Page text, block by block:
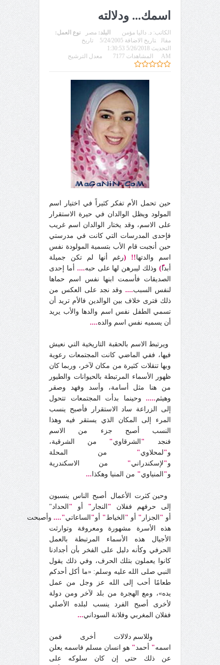
اسمك... ودلالته
الكاتب: د. داليا مؤمن البلد: مصر
نوع العمل:
مقال
تاريخ الاضافة 5/24/2005
تاريخ
التحديث 5/26/2018 1:30:53
AM
المشاهدات 7177 معدل الترشيح
حين تحمل الأم تفكر كثيراً في اختيار اسم
المولود ويظل الوالدان في حيرة الاستقرار
على الاسم، وقد يختار الوالدان اسم غريب
فإحدى المدرسات التي كانت في مدرستي
حين أنجبت قام الأب بتسمية المولودة نفس
اسم والدتها!! (رغم أنها لم تكن جميلة
أبداً)وذلك ليبرهن لها على حبه.... أما إحدى
الصديقات فأسمت ابنها نفس اسم حماها
لنفس السبب....وقد نجد على العكس من
ذلك فترى خلاف بين الوالدين فالأم تريد أن
تسمي الطفل نفس اسم والدها والأب يريد
أن يسميه نفس اسم والده....
ويرتبط الاسم بالحقبة التاريخية التي نعيش
فيها، ففي الماضي كانت المجتمعات رعوية
وبها تنقلات كثيرة من مكان لآخر، وربما كان
ظهور الأسماء المرتبطة بالحيوانات والطيور
من هنا مثل أسامة، وأسد وفهد وصقر
وهيثم..... وحينما بدأت المجتمعات تتحول
إلى الزراعة ساد الاستقرار فأصبح ينسب
المرء إلى المكان الذي يستقر فيه وهذا
النسب أصبح جزء من الاسم
فنجد " الشرقاوي" من الشرقية،
و"لمحلاوي" من المحلة
و"لإسكندراني" من الاسكندرية
و" المنياوي" من المنيا وهكذا ...
وحين كثرت الأعمال أصبح الناس ينسبون
إلى حرفهم ففلان " النجار " أو " الحداد"
أو " الجزار " أو " الخياط" أو" الساعاتي".... وأصبحت
هذه الأسرة مشهورة ومعروفة وتوارثت
الأجيال هذه الأسماء المرتبطة بالعمل
الحرفي وكأنه دليل على الفخر بأن أجدادنا
كانوا يعملون بتلك الحرف، وفي ذلك يقول
النبي صلى الله عليه وسلم: «ما أكل أحدكم
طعامًا أحب إلى الله عز وجل من عمل
يده»، ومع الهجرة من بلد لآخر ومن دولة
لأخرى أصبح الفرد ينسب لبلده الأصلي
ففلان المغربي وفلانة السوداني...
وللاسم دلالات أخرى فمن
اسمه" أحمد" هو انسان مسلم فاسمه يعلن
عن ذلك حتى إن كان سلوكه على